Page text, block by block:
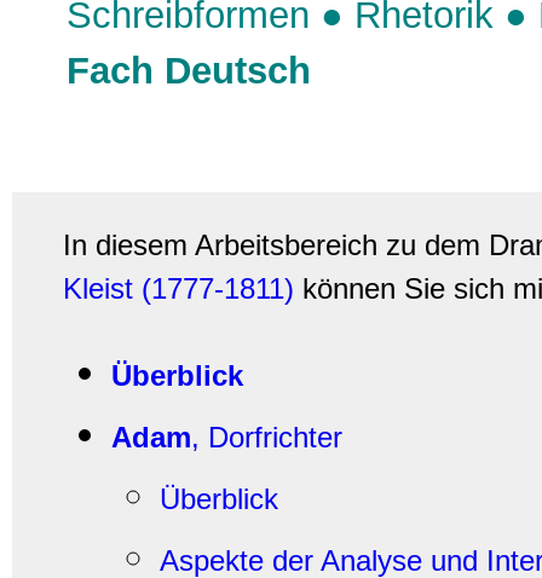
Schreibformen ● Rhetorik ●
Fach Deutsch
In diesem Arbeitsbereich zu dem
Kleist (1777-1811) können Sie sich
Überblick
Adam, Dorfrichter
Überblick
Aspekte der Analyse und